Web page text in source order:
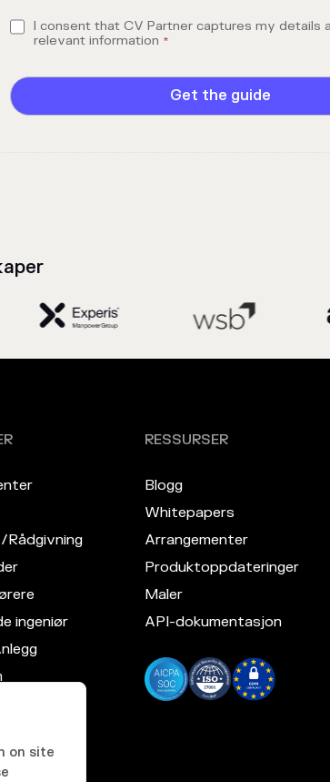
on site
I consent that CV Partner captures my details
relevant information *
Rådgivning
ingeniør
RESSURSER
Blogg
Whitepapers
Arrangementer
Produktoppdateringer
Maler
API-dokumentasjon